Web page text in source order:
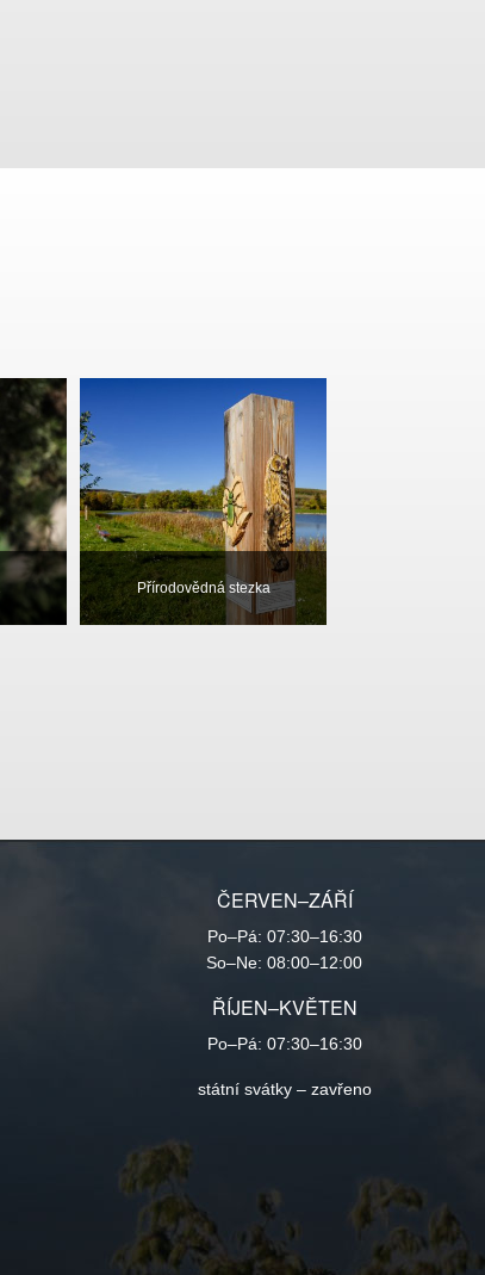
Přírodovědná stezka
ČERVEN–ZÁŘÍ
Po–Pá: 07:30–16:30
So–Ne: 08:00–12:00
ŘÍJEN–KVĚTEN
Po–Pá: 07:30–16:30
státní svátky – zavřeno